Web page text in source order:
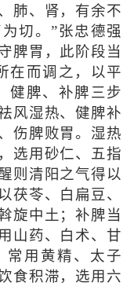
肺、肾，有余不
切。”张忠德强
脾胃，此阶段当
在而调之，以平
健脾、补脾三步
风湿热、健脾补
伤脾败胃。湿热
选用砂仁、五指
则清阳之气得以
茯苓、白扁豆、
旋中土；补脾当
山药、白术、甘
常用黄精、太子
食积滞，选用六